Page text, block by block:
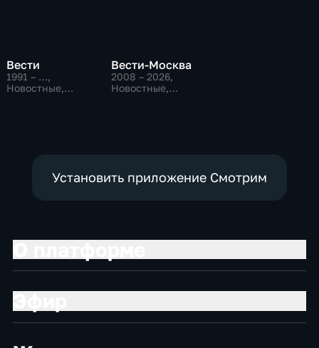
Вести
1991 – …,
Новостные,
Вести-Москва
2008 – 2026,
Новостные,
Установить приложение Смотрим